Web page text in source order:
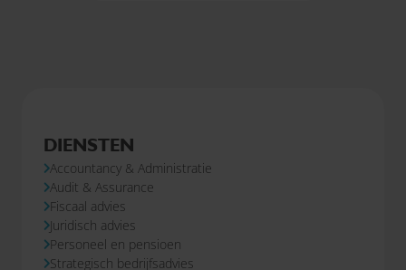
DIENSTEN
Accountancy & Administratie
Audit & Assurance
Fiscaal advies
Juridisch advies
Personeel en pensioen
Strategisch bedrijfsadvies